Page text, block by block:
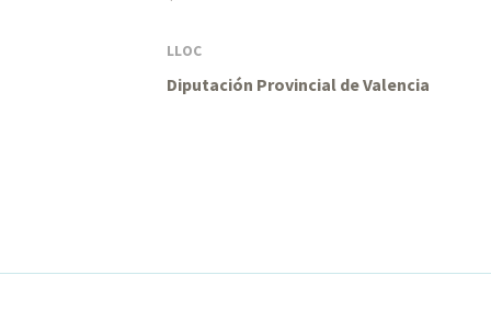
LLOC
Diputación Provincial de Valencia